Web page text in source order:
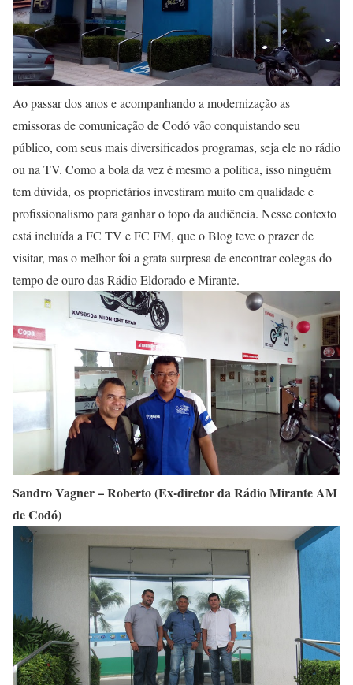
Ao passar dos anos e acompanhando a modernização as
emissoras de comunicação de Codó vão conquistando seu
público, com seus mais diversificados programas, seja ele no rádio
ou na TV. Como a bola da vez é mesmo a política, isso ninguém
tem dúvida, os proprietários investiram muito em qualidade e
profissionalismo para ganhar o topo da audiência. Nesse contexto
está incluída a FC TV e FC FM, que o Blog teve o prazer de
visitar, mas o melhor foi a grata surpresa de encontrar colegas do
tempo de ouro das Rádio Eldorado e Mirante.
Sandro Vagner – Roberto (Ex-diretor da Rádio Mirante AM
de Codó)